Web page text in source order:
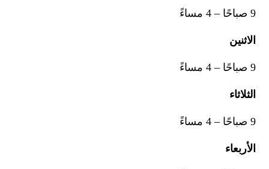
9 صباحًا – 4 مساءً
الاثنين
9 صباحًا – 4 مساءً
الثلاثاء
9 صباحًا – 4 مساءً
الأربعاء